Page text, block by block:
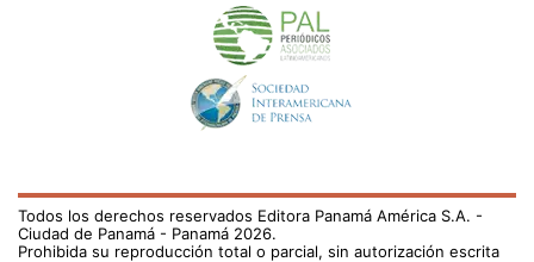
Todos los derechos reservados Editora Panamá América S.A. -
Ciudad de Panamá - Panamá 2026.
Prohibida su reproducción total o parcial, sin autorización escrita